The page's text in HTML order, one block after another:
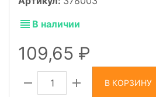
В наличии
109,65
В КОРЗИНУ